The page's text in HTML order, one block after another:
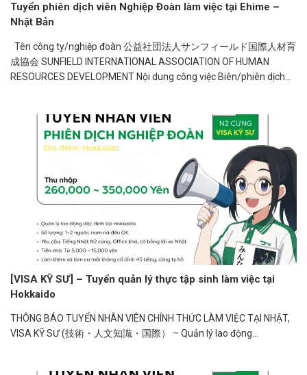
Tuyển phiên dịch viên Nghiệp Đoàn làm việc tại Ehime –
Nhật Bản
Tên công ty/nghiệp đoàn 公益社団法人サンフィールド国際人材育
成協会 SUNFIELD INTERNATIONAL ASSOCIATION OF HUMAN
RESOURCES DEVELOPMENT Nội dung công việc Biên/phiên dịch
[VISA KỸ SƯ] – Tuyển quản lý thực tập sinh làm việc tại
Hokkaido
THÔNG BÁO TUYỂN NHÂN VIÊN CHÍNH THỨC LÀM VIỆC TẠI NHẬT,
VISA KỸ SƯ (技術・人文知識・国際） – Quản lý lao động...